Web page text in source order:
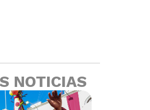
NOTICIAS